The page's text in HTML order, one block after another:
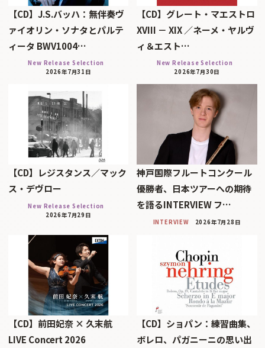
【CD】J.S.バッハ：無伴奏ヴ
ァイオリン・ソナタとパルテ
ィータ BWV1004…
New Release Selection
2026年7月31日
【CD】グレート・マエストロ
XVIII － XIX ／ネーメ・ヤルヴ
ィ＆エスト…
New Release Selection
2026年7月30日
【CD】レジスタンス／マック
ス・デヴロー
New Release Selection
2026年7月29日
神戸国際フルートコンクール
優勝者、日本ツアーへの期待
を語るINTERVIEW フ…
INTERVIEW 2026年7月28日
【CD】前田妃奈 × 久末航
LIVE Concert 2026
【CD】ショパン：練習曲集、
ボレロ、パガニーニの思い出